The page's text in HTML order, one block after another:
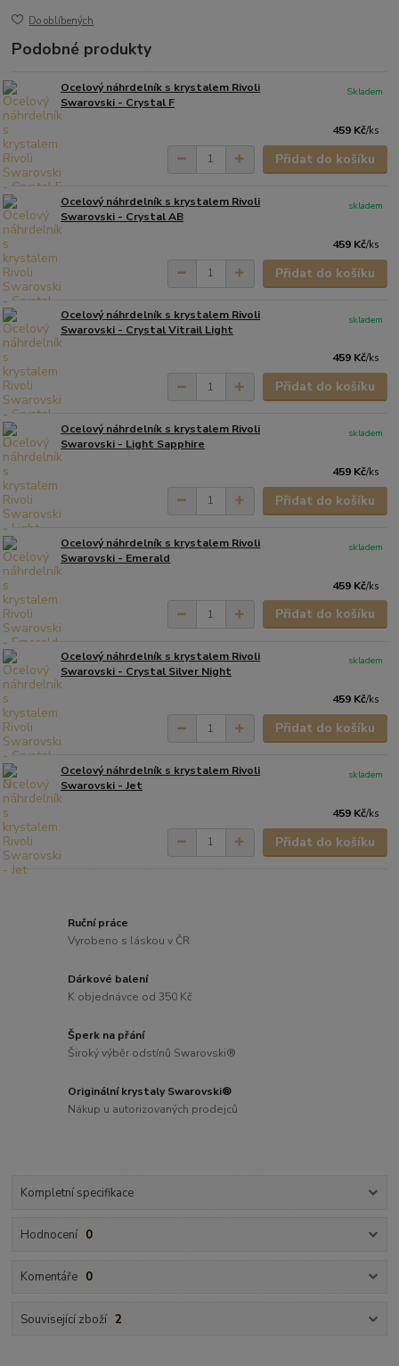
Do oblíbených
Podobné produkty
Ocelový náhrdelník s krystalem Rivoli
Swarovski - Crystal F
459 Kč/ks
Skladem
Přidat do košíku
Ocelový náhrdelník s krystalem Rivoli
Swarovski - Crystal AB
459 Kč/ks
skladem
Přidat do košíku
Ocelový náhrdelník s krystalem Rivoli
Swarovski - Crystal Vitrail Light
459 Kč/ks
skladem
Přidat do košíku
Ocelový náhrdelník s krystalem Rivoli
Swarovski - Light Sapphire
459 Kč/ks
skladem
Přidat do košíku
Ocelový náhrdelník s krystalem Rivoli
Swarovski - Emerald
459 Kč/ks
skladem
Přidat do košíku
Ocelový náhrdelník s krystalem Rivoli
Swarovski - Crystal Silver Night
459 Kč/ks
skladem
Přidat do košíku
Ocelový náhrdelník s krystalem Rivoli
Swarovski - Jet
459 Kč/ks
skladem
Přidat do košíku
Ruční práce
Vyrobeno s láskou v ČR
Dárkové balení
K objednávce od 350 Kč
Šperk na přání
Široký výběr odstínů Swarovski®
Originální krystaly Swarovski®
Nákup u autorizovaných prodejců
Kompletní specifikace
Hodnocení 0
Komentáře 0
Související zboží 2